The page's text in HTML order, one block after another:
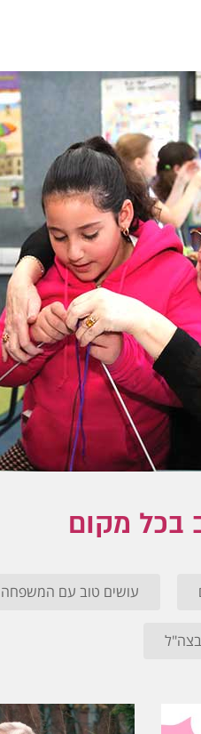
בכל מקום
עושים טוב עם המשפחה